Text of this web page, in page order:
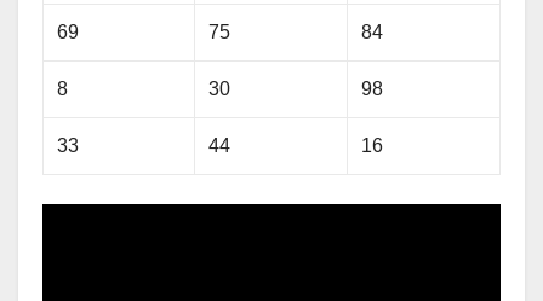
69 75 84
8 30 98
33 44 16